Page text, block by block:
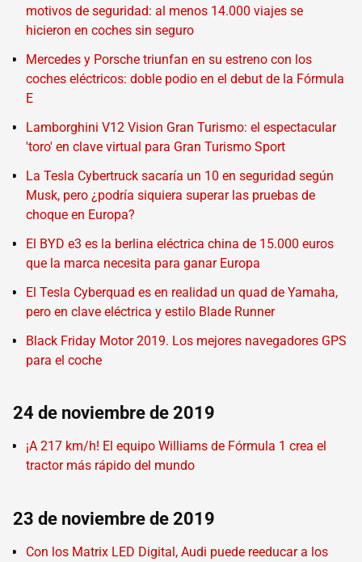
motivos de seguridad: al menos 14.000 viajes se
hicieron en coches sin seguro
Mercedes y Porsche triunfan en su estreno con los
coches eléctricos: doble podio en el debut de la Fórmula
E
Lamborghini V12 Vision Gran Turismo: el espectacular
'toro' en clave virtual para Gran Turismo Sport
La Tesla Cybertruck sacaría un 10 en seguridad según
Musk, pero ¿podría siquiera superar las pruebas de
choque en Europa?
El BYD e3 es la berlina eléctrica china de 15.000 euros
que la marca necesita para ganar Europa
El Tesla Cyberquad es en realidad un quad de Yamaha,
pero en clave eléctrica y estilo Blade Runner
Black Friday Motor 2019. Los mejores navegadores GPS
para el coche
24 de noviembre de 2019
¡A 217 km/h! El equipo Williams de Fórmula 1 crea el
tractor más rápido del mundo
23 de noviembre de 2019
Con los Matrix LED Digital, Audi puede reeducar a los